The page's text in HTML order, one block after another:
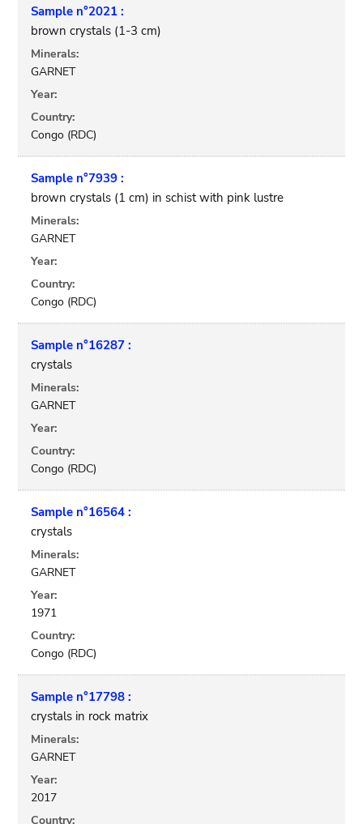
Sample n°2021 :
brown crystals (1-3 cm)
Minerals:
GARNET
Year:
Country:
Congo (RDC)
Sample n°7939 :
brown crystals (1 cm) in schist with pink lustre
Minerals:
GARNET
Year:
Country:
Congo (RDC)
Sample n°16287 :
crystals
Minerals:
GARNET
Year:
Country:
Congo (RDC)
Sample n°16564 :
crystals
Minerals:
GARNET
Year:
1971
Country:
Congo (RDC)
Sample n°17798 :
crystals in rock matrix
Minerals:
GARNET
Year:
2017
Country: